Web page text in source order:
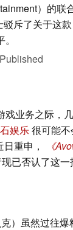
）的联
斥了关于这款
Published
戏业务之际，
娱乐很可能不
重申，
《
已否认了这一
）虽然过往